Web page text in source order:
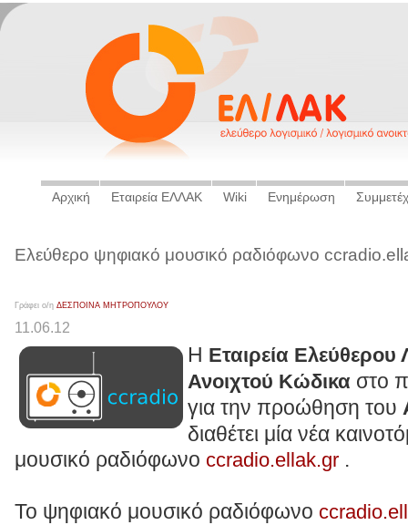
Αρχική Εταιρεία ΕΛΛΑΚ Wiki Ενημέρωση
Ελεύθερο ψηφιακό μουσικό ραδιόφωνο
Γράφει ο/η ΔΕΣΠΟΙΝΑ ΜΗΤΡΟΠΟΥΛΟΥ
11.06.12
Η Εταιρεία Ελεύθερου
Ανοιχτού Κώδικα στο
για την προώθηση του
διαθέτει μία νέα
μουσικό ραδιόφωνο ccradio.ellak.gr .
Το ψηφιακό μουσικό ραδιόφωνο